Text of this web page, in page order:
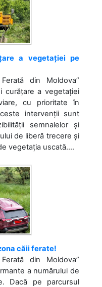
a vegetației pe
din Moldova”
curățare a vegetației
cu prioritate în
intervenții sunt
semnalelor și
de liberă trecere și
vegetația uscată....
căii ferate!
din Moldova”
a numărului de
Dacă pe parcursul